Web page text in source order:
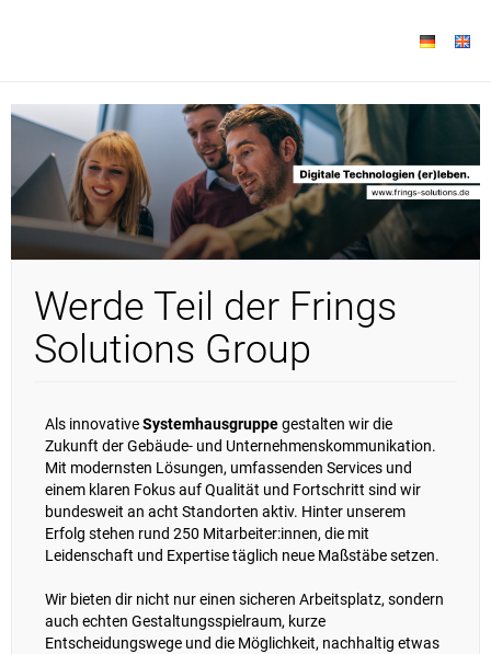
Werde Teil der Frings
Solutions Group
Als innovativeSystemhausgruppegestalten wir die
Zukunft der Gebäude- und Unternehmenskommunikation.
Mit modernsten Lösungen, umfassenden Services und
einem klaren Fokus auf Qualität und Fortschritt sind wir
bundesweit an acht Standorten aktiv. Hinter unserem
Erfolg stehen rund 250 Mitarbeiter:innen, die mit
Leidenschaft und Expertise täglich neue Maßstäbe setzen.
Wir bieten dir nicht nur einen sicheren Arbeitsplatz, sondern
auch echten Gestaltungsspielraum, kurze
Entscheidungswege und die Möglichkeit, nachhaltig etwas